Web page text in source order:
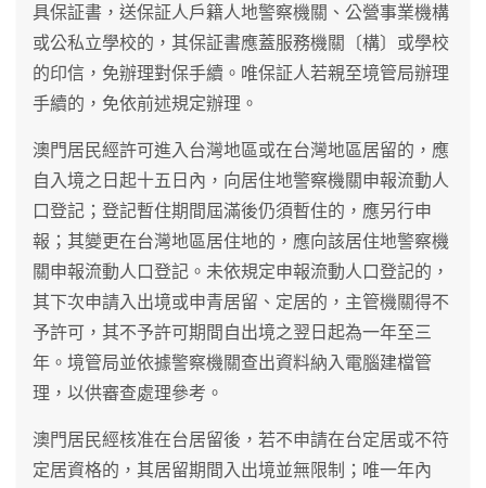
具保証書，送保証人戶籍人地警察機關、公營事業機構
或公私立學校的，其保証書應蓋服務機關〔構〕或學校
的印信，免辦理對保手續。唯保証人若親至境管局辦理
手續的，免依前述規定辦理。
澳門居民經許可進入台灣地區或在台灣地區居留的，應
自入境之日起十五日內，向居住地警察機關申報流動人
口登記；登記暫住期間屆滿後仍須暫住的，應另行申
報；其變更在台灣地區居住地的，應向該居住地警察機
關申報流動人口登記。未依規定申報流動人口登記的，
其下次申請入出境或申青居留、定居的，主管機關得不
予許可，其不予許可期間自出境之翌日起為一年至三
年。境管局並依據警察機關查出資料納入電腦建檔管
理，以供審查處理參考。
澳門居民經核准在台居留後，若不申請在台定居或不符
定居資格的，其居留期間入出境並無限制；唯一年內